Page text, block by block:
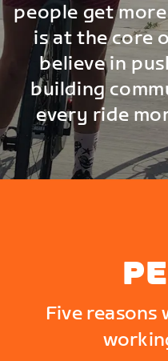
people get
is at the core
believe in
building
every ride
Five reasons